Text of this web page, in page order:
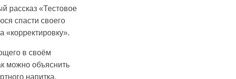
рассказ «Тестовое
спасти своего
«корректировку».
в своём
можно объяснить
напитка.